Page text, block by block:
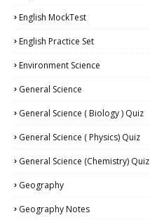
English MockTest
English Practice Set
Environment Science
General Science
General Science ( Biology ) Quiz
General Science ( Physics) Quiz
General Science (Chemistry) Quiz
Geography
Geography Notes